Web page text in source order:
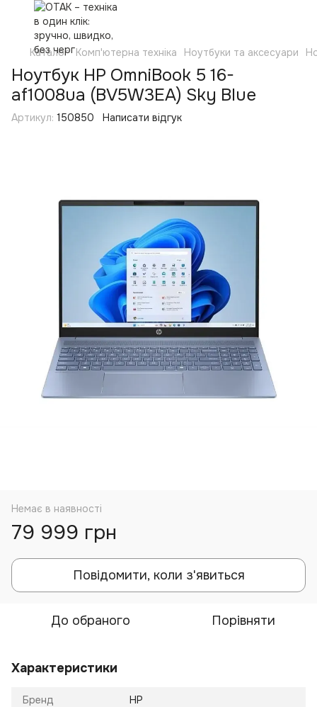
Каталог Комп'ютерна техніка Ноутбуки та аксесуари
Ноутбук HP OmniBook 5 16-
af1008ua (BV5W3EA) Sky Blue
Артикул: 150850 Написати відгук
Немає в наявності
79 999 грн
Повідомити, коли з'явиться
До обраного Порівняти
Характеристики
Бренд HP